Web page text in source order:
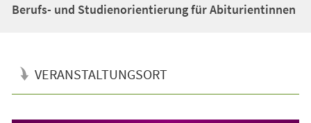
Berufs- und Studienorientierung für Abiturientinnen
VERANSTALTUNGSORT